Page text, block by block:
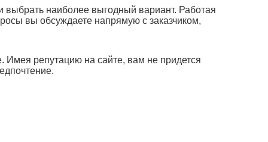
выбрать наиболее выгодный вариант. Работая
вы обсуждаете напрямую с заказчиком,
Имея репутацию на сайте, вам не придется